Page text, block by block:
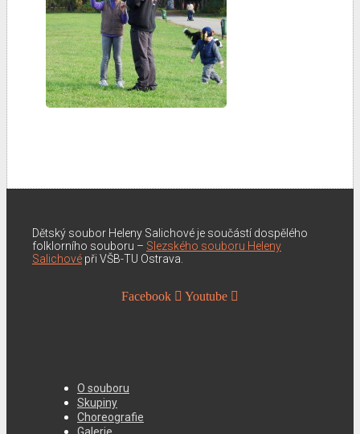
Dětský soubor Heleny Salichové je součástí dospělého
folklorního souboru – Slezského souboru Heleny
Salichové při VŠB-TU Ostrava.
Facebook Youtube
O souboru
Skupiny
Choreografie